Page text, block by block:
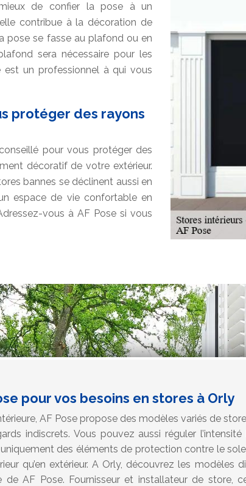
de confier la pose à un
contribue à la décoration de
pose se fasse au plafond ou en
sera nécessaire pour les
est un professionnel à qui vous
protéger des rayons
pour vous protéger des
décoratif de votre extérieur.
bannes se déclinent aussi en
espace de vie confortable en
vous à AF Pose si vous
pour vos besoins en stores à Orly
AF Pose propose des modèles variés de
indiscrets. Vous pouvez aussi réguler
des éléments de protection contre le
qu’en extérieur. A Orly, découvrez les modèles
AF Pose. Fournisseur et installateur de store,